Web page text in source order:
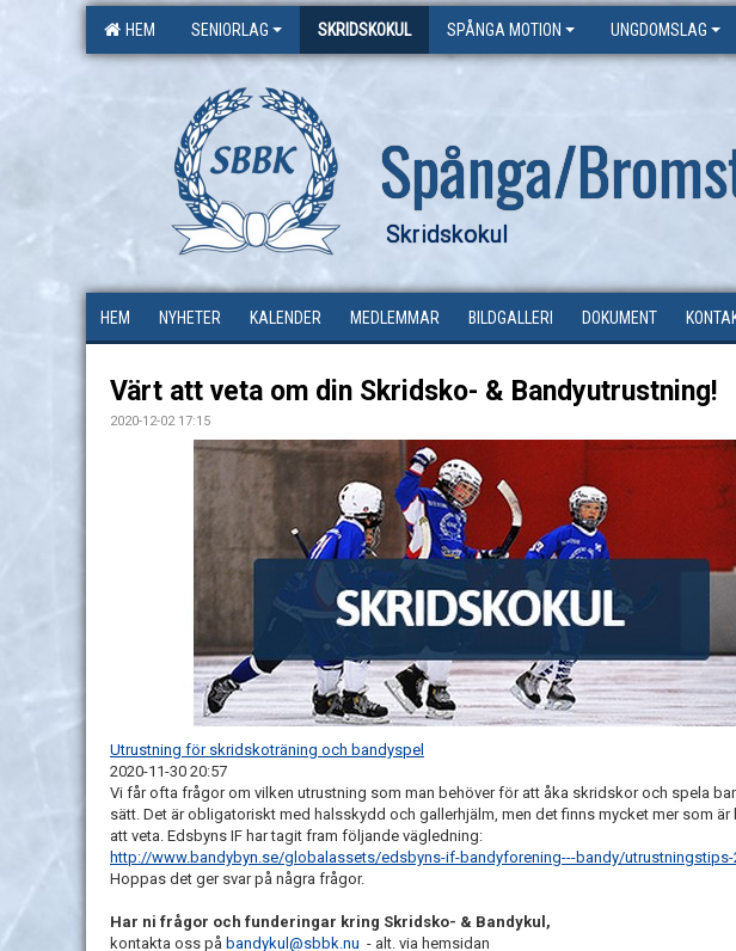
HEM SENIORLAG SKRIDSKOKUL SPÅNGA MOTION UNGDOMSLAG
Spånga/
Skridskokul
HEM NYHETER KALENDER MEDLEMMAR BILDGALLERI DOKUMENT
Värt att veta om din Skridsko- & Bandyutrustning!
2020-12-02 17:15
Utrustning för skridskoträning och bandyspel
2020-11-30 20:57
Vi får ofta frågor om vilken utrustning som man behöver för att åka skridskor och spela
sätt. Det är obligatoriskt med halsskydd och gallerhjälm, men det finns mycket mer som är
att veta. Edsbyns IF har tagit fram följande vägledning:
http://www.bandybyn.se/globalassets/edsbyns-if-bandyforening---bandy/
Hoppas det ger svar på några frågor.
Har ni frågor och funderingar kring Skridsko- & Bandykul,
kontakta oss på bandykul@sbbk.nu - alt. via hemsidan